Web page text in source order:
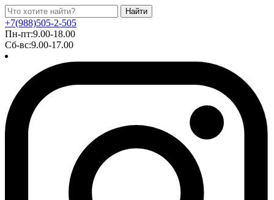
Найти
+7(988)505-2-505
Пн-пт:9.00-18.00
Сб-вс:9.00-17.00